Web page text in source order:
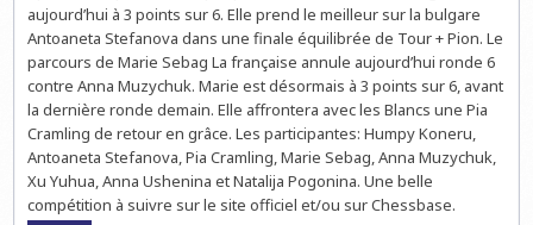
STEFANOVA
BATTUE
PAR
PIA
CRAMLING,
RONDE
6
aujourd’hui à 3 points sur 6. Elle prend le meilleur sur la bulgare
Antoaneta Stefanova dans une finale équilibrée de Tour + Pion. Le
parcours de Marie Sebag La française annule aujourd’hui ronde 6
contre Anna Muzychuk. Marie est désormais à 3 points sur 6, avant
la dernière ronde demain. Elle affrontera avec les Blancs une Pia
Cramling de retour en grâce. Les participantes: Humpy Koneru,
Antoaneta Stefanova, Pia Cramling, Marie Sebag, Anna Muzychuk,
Xu Yuhua, Anna Ushenina et Natalija Pogonina. Une belle
compétition à suivre sur le site officiel et/ou sur Chessbase.